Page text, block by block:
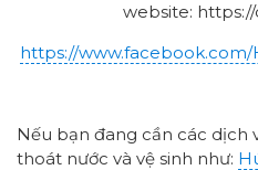
website:
https://www.facebook.com/
Nếu bạn đang cần các dịch
thoát nước và vệ sinh như: